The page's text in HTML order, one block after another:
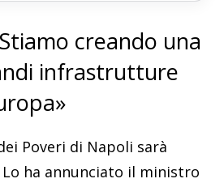
creando una
infrastrutture
Poveri di Napoli sarà
ha annunciato il ministro